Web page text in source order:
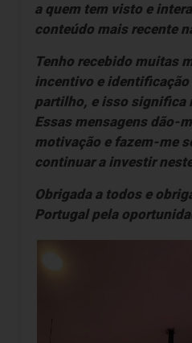
a quem tem visto e
conteúdo mais recente
Tenho recebido muitas
incentivo e
partilho, e isso significa
Essas mensagens dão-
motivação e fazem-me
continuar a investir
Obrigada a todos e
Portugal pela